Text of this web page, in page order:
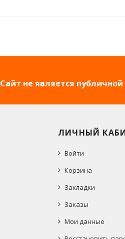
Сайт не является
ЛИЧНЫЙ
Войти
Корзина
Закладки
Заказы
Мои данные